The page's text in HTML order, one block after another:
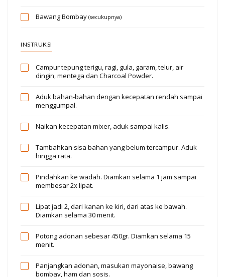
Bawang Bombay (secukupnya)
INSTRUKSI
Campur tepung terigu, ragi, gula, garam, telur, air
dingin, mentega dan Charcoal Powder.
Aduk bahan-bahan dengan kecepatan rendah sampai
menggumpal.
Naikan kecepatan mixer, aduk sampai kalis.
Tambahkan sisa bahan yang belum tercampur. Aduk
hingga rata.
Pindahkan ke wadah. Diamkan selama 1 jam sampai
membesar 2x lipat.
Lipat jadi 2, dari kanan ke kiri, dari atas ke bawah.
Diamkan selama 30 menit.
Potong adonan sebesar 450gr. Diamkan selama 15
menit.
Panjangkan adonan, masukan mayonaise, bawang
bombay, ham dan sosis.